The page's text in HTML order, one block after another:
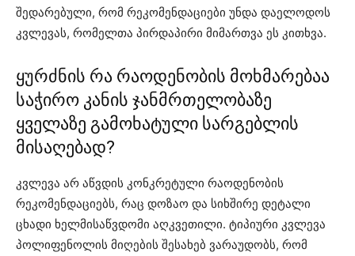
შედარებული, რომ რეკომენდაციები უნდა დაელოდოს
კვლევას, რომელთა პირდაპირი მიმართვა ეს კითხვა.
ყურძნის რა რაოდენობის მოხმარებაა
საჭირო კანის ჯანმრთელობაზე
ყველაზე გამოხატული სარგებლის
მისაღებად?
კვლევა არ აწვდის კონკრეტული რაოდენობის
რეკომენდაციებს, რაც დოზაო და სიხშირე დეტალი
ცხადი ხელმისაწვდომი აღკვეთილი. ტიპიური კვლევა
პოლიფენოლის მიღების შესახებ ვარაუდობს, რომ